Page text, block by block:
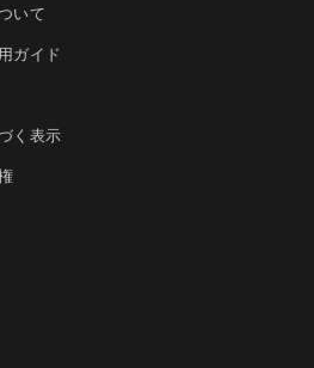
いて
ガイド
く表示